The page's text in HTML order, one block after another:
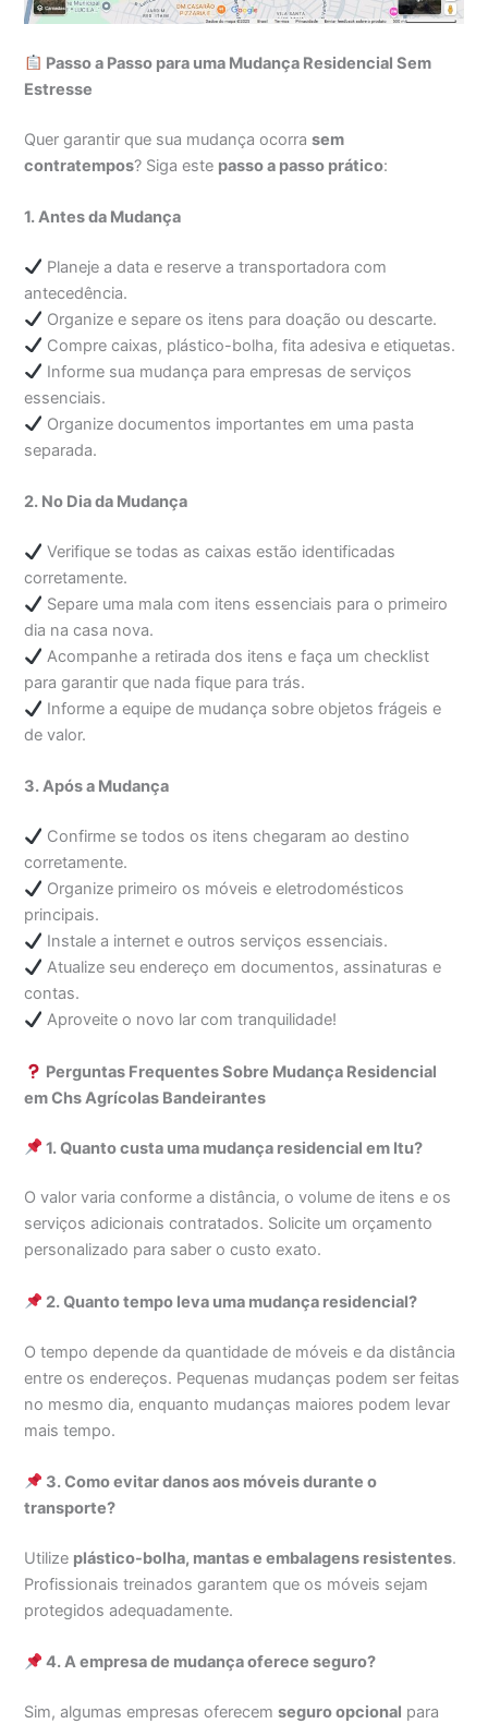
Passo a Passo para uma Mudança Residencial Sem
Estresse
Quer garantir que sua mudança ocorrasem
contratempos? Siga este passo a passo prático:
1. Antes da Mudança
Planeje a data e reserve a transportadora com
antecedência.
Organize e separe os itens para doação ou descarte.
Compre caixas, plástico-bolha, fita adesiva e etiquetas.
Informe sua mudança para empresas de serviços
essenciais.
Organize documentos importantes em uma pasta
separada.
2. No Dia da Mudança
Verifique se todas as caixas estão identificadas
corretamente.
Separe uma mala com itens essenciais para o primeiro
dia na casa nova.
Acompanhe a retirada dos itens e faça um checklist
para garantir que nada fique para trás.
Informe a equipe de mudança sobre objetos frágeis e
de valor.
3. Após a Mudança
Confirme se todos os itens chegaram ao destino
corretamente.
Organize primeiro os móveis e eletrodomésticos
principais.
Instale a internet e outros serviços essenciais.
Atualize seu endereço em documentos, assinaturas e
contas.
Aproveite o novo lar com tranquilidade!
Perguntas Frequentes Sobre Mudança Residencial
em Chs Agrícolas Bandeirantes
1. Quanto custa uma mudança residencial em Itu?
O valor varia conforme a distância, o volume de itens e os
serviços adicionais contratados. Solicite um orçamento
personalizado para saber o custo exato.
2. Quanto tempo leva uma mudança residencial?
O tempo depende da quantidade de móveis e da distância
entre os endereços. Pequenas mudanças podem ser feitas
no mesmo dia, enquanto mudanças maiores podem levar
mais tempo.
3. Como evitar danos aos móveis durante o
transporte?
Utilize plástico-bolha, mantas e embalagens resistentes.
Profissionais treinados garantem que os móveis sejam
protegidos adequadamente.
4. A empresa de mudança oferece seguro?
Sim, algumas empresas oferecemseguro opcional para